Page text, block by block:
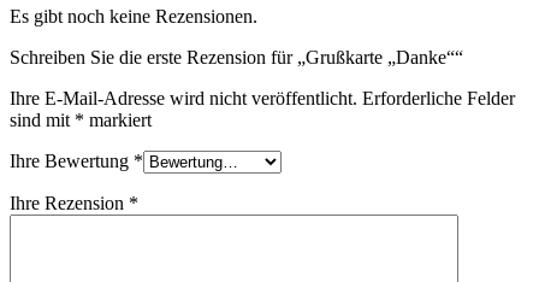
Es gibt noch keine Rezensionen.
Schreiben Sie die erste Rezension für „Grußkarte „Danke““
Ihre E-Mail-Adresse wird nicht veröffentlicht. Erforderliche Felder
sind mit * markiert
Ihre Bewertung *
Ihre Rezension *